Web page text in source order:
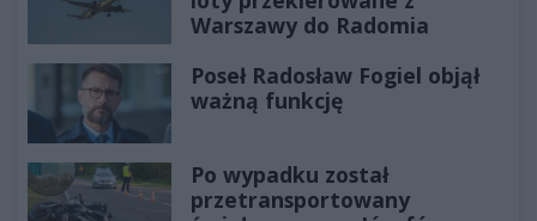
Warszawy do Radomia
Poseł Radosław Fogiel objął
ważną funkcję
Po wypadku został
przetransportowany